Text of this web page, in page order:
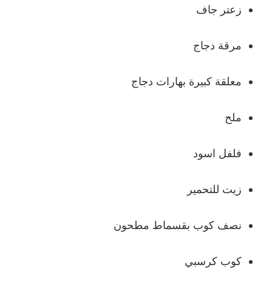
زعتر جاف
مرقة دجاج
معلقة كبيرة بهارات دجاج
ملح
فلفل اسود
زيت للتحمير
نصف كوب بقسماط مطحون
كوب كرسبي